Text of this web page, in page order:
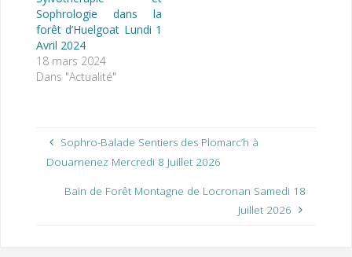
Sophrologie dans la
forêt d’Huelgoat Lundi 1
Avril 2024
18 mars 2024
Dans "Actualité"
Sophro-Balade Sentiers des Plomarc’h à
Douarnenez Mercredi 8 Juillet 2026
Bain de Forêt Montagne de Locronan Samedi 18
Juillet 2026